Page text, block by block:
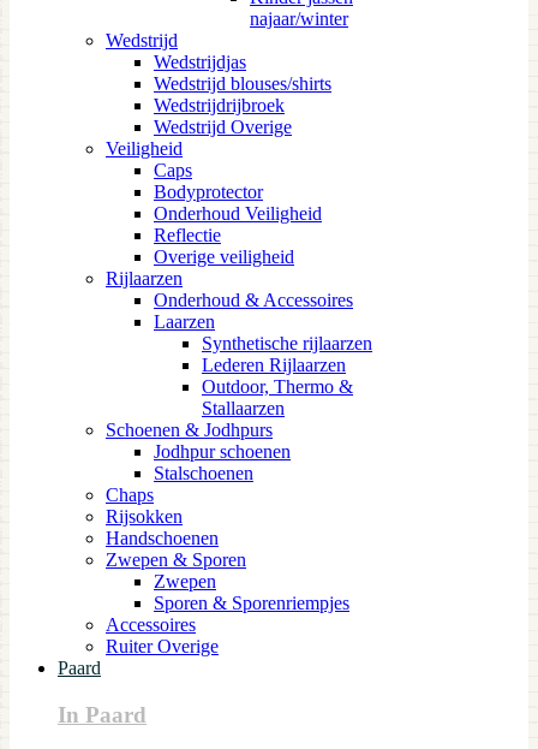
najaar/winter
Wedstrijd
Wedstrijdjas
Wedstrijd blouses/shirts
Wedstrijdrijbroek
Wedstrijd Overige
Veiligheid
Caps
Bodyprotector
Onderhoud Veiligheid
Reflectie
Overige veiligheid
Rijlaarzen
Onderhoud & Accessoires
Laarzen
Synthetische rijlaarzen
Lederen Rijlaarzen
Outdoor, Thermo &
Stallaarzen
Schoenen & Jodhpurs
Jodhpur schoenen
Stalschoenen
Chaps
Rijsokken
Handschoenen
Zwepen & Sporen
Zwepen
Sporen & Sporenriempjes
Accessoires
Ruiter Overige
Paard
In Paard